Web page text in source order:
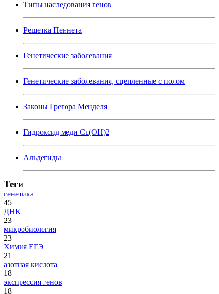
Типы наследования генов
Решетка Пеннета
Генетические заболевания
Генетические заболевания, сцепленные с полом
Законы Грегора Менделя
Гидроксид меди Cu(OH)2
Альдегиды
Теги
генетика
45
ДНК
23
микробиология
23
Химия ЕГЭ
21
азотная кислота
18
экспрессия генов
18